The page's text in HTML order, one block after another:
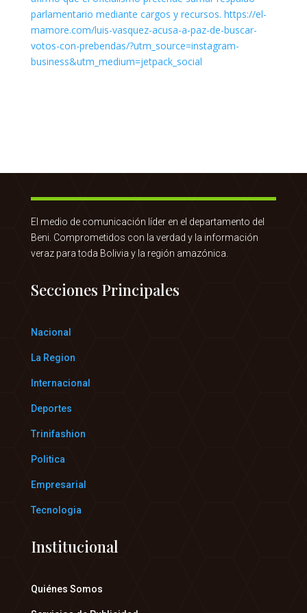
El medio de comunicación líder en el departamento del
Beni. Comprometidos con la verdad y la información
veraz para toda Bolivia y la región amazónica.
Secciones Principales
Nacional
La Region
Internacional
Deportes
Trinifashion
Politica
Empresarial
Tecnologia
Institucional
Quiénes Somos